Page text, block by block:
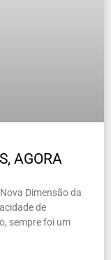
AGORA
Dimensão da
de
sempre foi um